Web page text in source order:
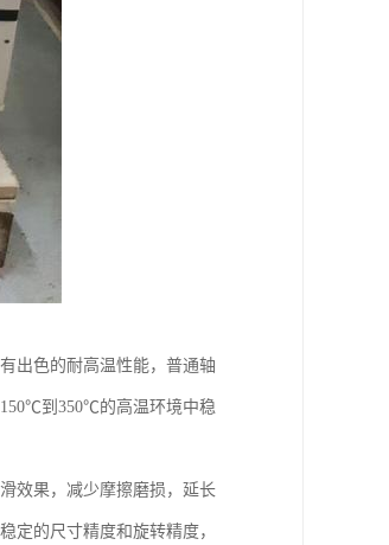
出色的耐高温性能，普通轴
到350℃的高温环境中稳
效果，减少摩擦磨损，延长
定的尺寸精度和旋转精度，